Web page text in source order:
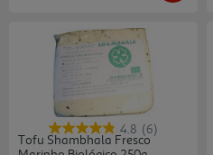
4.8 (6)
Tofu Shambhala Fresco